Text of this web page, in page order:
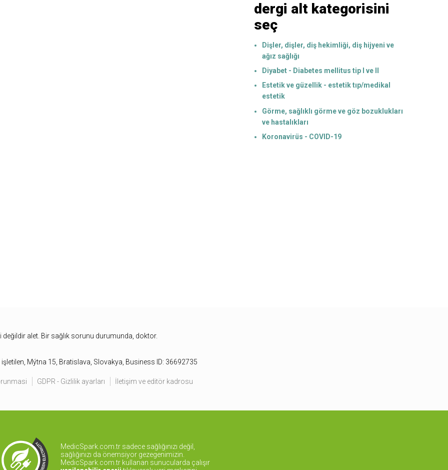
dergi alt kategorisini
seç
Dişler, dişler, diş hekimliği, diş hijyeni ve
ağız sağlığı
Diyabet - Diabetes mellitus tip I ve II
Estetik ve güzellik - estetik tıp/medikal
estetik
Görme, sağlıklı görme ve göz bozuklukları
ve hastalıkları
Koronavirüs - COVID-19
değildir alet. Bir sağlık sorunu durumunda, doktor.
Mýtna 15, Bratislava, Slovakya, Business ID: 36692735
GDPR - Gizlilik ayarları İletişim ve editör kadrosu
MedicSpark.com.tr sadece sağlığınızı değil,
sağlığınızı da önemsiyor gezegenimizin.
MedicSpark.com.tr kullanan sunucularda çalışır